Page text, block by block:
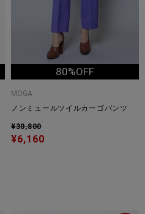
80%OFF
MOGA
ノンミュールツイルカーゴパンツ
¥30,800
¥6,160